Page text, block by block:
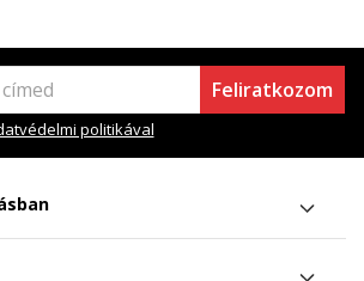
Feliratkozom
politikával